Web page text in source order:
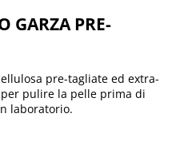
GARZA PRE-
pre-tagliate ed extra-
pulire la pelle prima di
laboratorio.